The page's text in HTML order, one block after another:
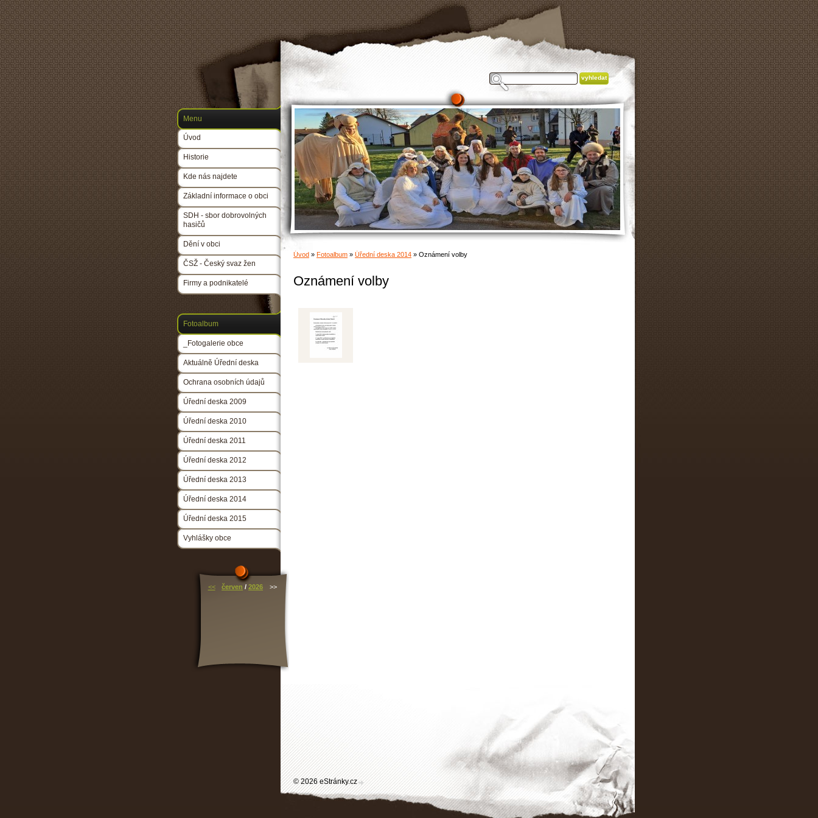
Úvod » Fotoalbum » Úřední deska 2014 » Oznámení volby
Oznámení volby
Menu
Úvod
Historie
Kde nás najdete
Základní informace o obci
SDH - sbor dobrovolných
hasičů
Dění v obci
ČSŽ - Český svaz žen
Firmy a podnikatelé
Fotoalbum
_Fotogalerie obce
Aktuálně Úřední deska
Ochrana osobních údajů
Úřední deska 2009
Úřední deska 2010
Úřední deska 2011
Úřední deska 2012
Úřední deska 2013
Úřední deska 2014
Úřední deska 2015
Vyhlášky obce
<< červen / 2026 >>
© 2026 eStránky.cz